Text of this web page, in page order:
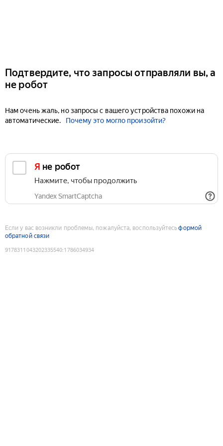
Подтвердите, что запросы отправляли вы, а
не робот
Нам очень жаль, но запросы с вашего устройства похожи на
автоматические.
Почему это могло произойти?
Я не робот
Нажмите, чтобы продолжить
Yandex SmartCaptcha
Если у вас возникли проблемы, пожалуйста, воспользуйтесьформой
обратной связи
9178311043202335540:1786034934